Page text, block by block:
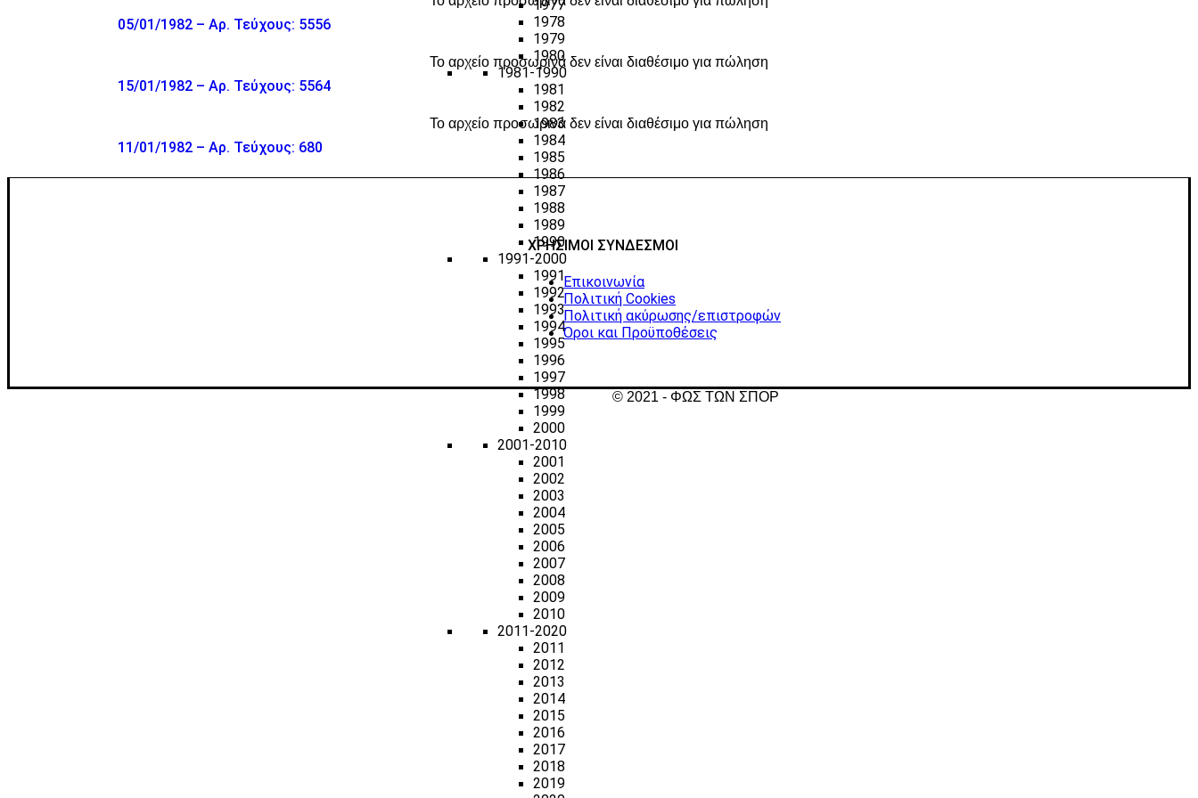
1977
1978
1979
1980
1981-1990
1981
1982
1983
1984
1985
1986
1987
1988
1989
1990
1991-2000
1991
1992
1993
1994
1995
1996
1997
1998
1999
2000
2001-2010
2001
2002
2003
2004
2005
2006
2007
2008
2009
2010
2011-2020
2011
2012
2013
2014
2015
2016
2017
2018
2019
05/01/1982 – Αρ. Τεύχους: 5556
Το αρχείο προσωρινά δεν είναι διαθέσιμο για πώληση
15/01/1982 – Αρ. Τεύχους: 5564
Το αρχείο προσωρινά δεν είναι διαθέσιμο για πώληση
11/01/1982 – Αρ. Τεύχους: 680
ΧΡΗΣΙΜΟΙ ΣΥΝΔΕΣΜΟΙ
Επικοινωνία
Πολιτική Cookies
Πολιτική ακύρωσης/επιστροφών
Όροι και Προϋποθέσεις
© 2021 - ΦΩΣ ΤΩΝ ΣΠΟΡ